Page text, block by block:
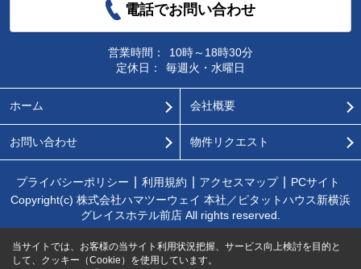
電話でお問い合わせ
営業時間：
10時～18時30分
定休日：
毎週火・水曜日
ホーム 会社概要
お問い合わせ 物件リクエスト
プライバシーポリシー 利用規約 アクセスマップ
PCサイト
Copyright(c) 株式会社ハマツーウェイ 本社／ピタットハウス新横浜
グレイスホテル前店 All rights reserved.
当サイトでは、お客様の当サイト利用状況把握、サービス向上検討を目的と
して、クッキー（Cookie）を使用しています。